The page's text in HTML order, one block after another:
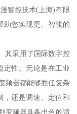
智控技术(上海)有限
助您实现更、智能的
采用了国际数字控
定性。无论是在工业
频器都能够胜任复杂
，还是调速、定位和
变频器具备出色的适